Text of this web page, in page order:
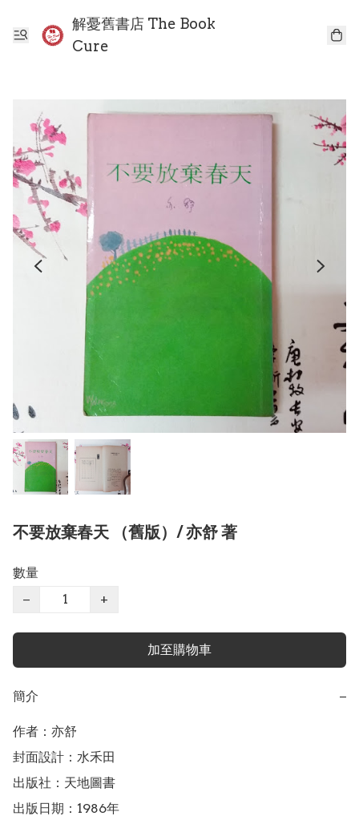
解憂舊書店 The Book
Cure
不要放棄春天 （舊版）/ 亦舒 著
數量
−
+
加至購物車
簡介 −
作者：亦舒
封面設計：水禾田
出版社：天地圖書
出版日期：1986年